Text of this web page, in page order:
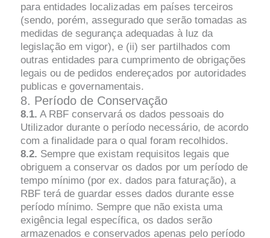
para entidades localizadas em países terceiros
(sendo, porém, assegurado que serão tomadas as
medidas de segurança adequadas à luz da
legislação em vigor), e (ii) ser partilhados com
outras entidades para cumprimento de obrigações
legais ou de pedidos endereçados por autoridades
publicas e governamentais.
8. Período de Conservação
8.1. A RBF conservará os dados pessoais do
Utilizador durante o período necessário, de acordo
com a finalidade para o qual foram recolhidos.
8.2. Sempre que existam requisitos legais que
obriguem a conservar os dados por um período de
tempo mínimo (por ex. dados para faturação), a
RBF terá de guardar esses dados durante esse
período mínimo. Sempre que não exista uma
exigência legal específica, os dados serão
armazenados e conservados apenas pelo período